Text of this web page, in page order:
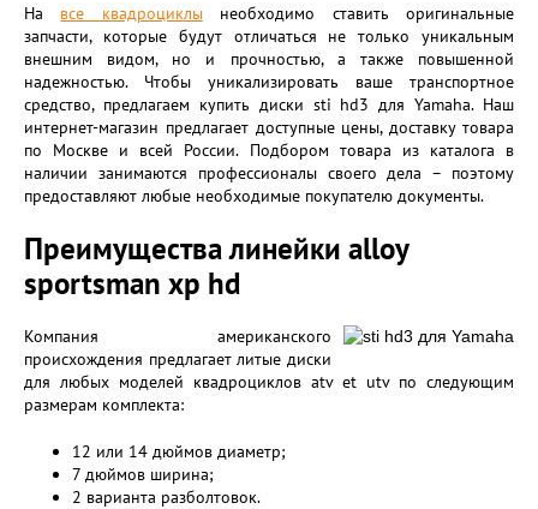
На все квадроциклынеобходимо ставить оригинальные
запчасти, которые будут отличаться не только уникальным
внешним видом, но и прочностью, а также повышенной
надежностью. Чтобы уникализировать ваше транспортное
средство, предлагаем купить диски sti hd3 для Yamaha. Наш
интернет-магазин предлагает доступные цены, доставку товара
по Москве и всей России. Подбором товара из каталога в
наличии занимаются профессионалы своего дела – поэтому
предоставляют любые необходимые покупателю документы.
Преимущества линейки alloy
sportsman xp hd
Компания американского
происхождения предлагает литые диски
для любых моделей квадроциклов atv et utv по следующим
размерам комплекта:
12 или 14 дюймов диаметр;
7 дюймов ширина;
2 варианта разболтовок.